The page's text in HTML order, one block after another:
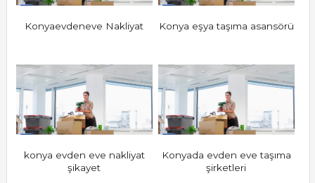
Konyaevdeneve Nakliyat Konya eşya taşıma asansörü
konya evden eve nakliyat
şikayet
Konyada evden eve taşıma
şirketleri